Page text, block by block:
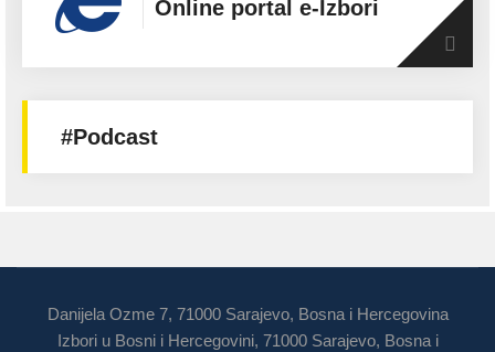
Online portal e-Izbori
#Podcast
Danijela Ozme 7, 71000 Sarajevo, Bosna i Hercegovina
Izbori u Bosni i Hercegovini, 71000 Sarajevo, Bosna i